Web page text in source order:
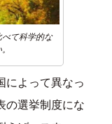
て科学的な
によって異なっ
の選挙制度にな